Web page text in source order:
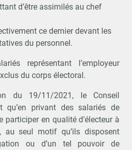
d’être assimilés au chef
ce dernier devant les
du personnel.
représentant l’employeur
du corps électoral.
du 19/11/2021, le Conseil
qu’en privant des salariés de
participer en qualité d’électeur à
au seul motif qu’ils disposent
ou d’un tel pouvoir de